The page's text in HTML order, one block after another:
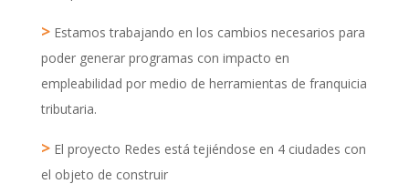
>Estamos trabajando en los cambios necesarios para
poder generar programas con impacto en
empleabilidad por medio de herramientas de franquicia
tributaria.
>El proyecto Redes está tejiéndose en 4 ciudades con
el objeto de construir